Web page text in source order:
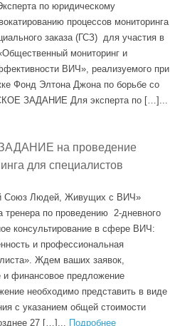
по юридическому
процессов мониторинга
заказа (ГСЗ) для участия в
мониторинг и
ВИЧ», реализуемого при
Фонд Элтона Джона по борьбе со
ЗАДАНИЕ Для эксперта по […]...
на проведение
для специалистов
Союз Людей, Живущих с ВИЧ»
тренера по проведению 2-дневного
консультирование в сфере ВИЧ:
и профессиональная
Ждем ваших заявок,
финансовое предложение
необходимо представить в виде
с указанием общей стоимости
27 […]... Подробнее